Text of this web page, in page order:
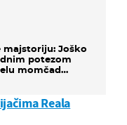
majstoriju: Joško
potezom
momčad
Reala